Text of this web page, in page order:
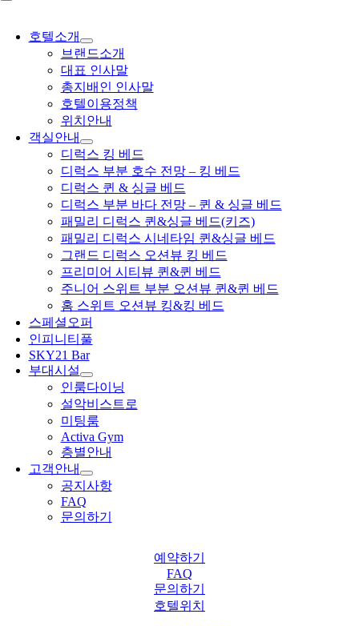
호텔소개
브랜드소개
대표 인사말
총지배인 인사말
호텔이용정책
위치안내
객실안내
디럭스 킹 베드
디럭스 부분 호수 전망 – 킹 베드
디럭스 퀸 & 싱글 베드
디럭스 부분 바다 전망 – 퀸 & 싱글 베드
패밀리 디럭스 퀸&싱글 베드(키즈)
패밀리 디럭스 시네타임 퀸&싱글 베드
그랜드 디럭스 오션뷰 킹 베드
프리미어 시티뷰 퀸&퀸 베드
주니어 스위트 부분 오션뷰 퀸&퀸 베드
홈 스위트 오션뷰 킹&킹 베드
스페셜오퍼
인피니티풀
SKY21 Bar
부대시설
인룸다이닝
설악비스트로
미팅룸
Activa Gym
층별안내
고객안내
공지사항
FAQ
문의하기
예약하기
FAQ
문의하기
호텔위치